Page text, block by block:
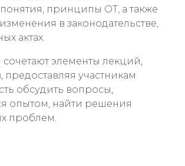
принципы ОТ, а также
в законодательстве,
актах.
элементы лекций,
предоставляя участникам
обсудить вопросы,
опытом, найти решения
проблем.